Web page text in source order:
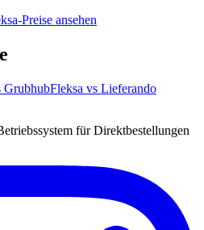
Preise ansehen
GrubhubFleksa vs Lieferando
für Direktbestellungen